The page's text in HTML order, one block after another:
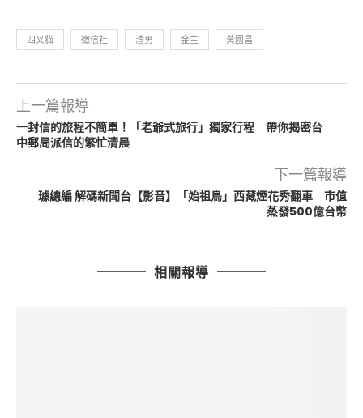
四叉貓 徵信社 渣男 金主 黃國昌
上一篇報導
一封信的旅程不簡單！「老爺式旅行」獨家行程 帶你揭密台
中郵局派信的繁忙清晨
下一篇報導
璩總編 解碼新聞台【影音】「始祖鳥」西藏煙花秀翻車 市值
蒸發500億台幣
相關報導